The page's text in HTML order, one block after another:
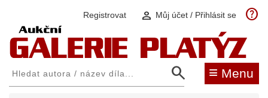
Registrovat person Můj účet / Přihlásit se help
search ≡ Menu